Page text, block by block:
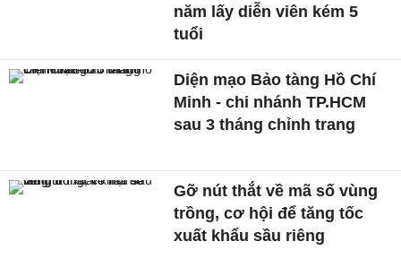
năm lấy diễn viên kém 5
tuổi
Diện mạo Bảo tàng Hồ Chí
Minh - chi nhánh TP.HCM
sau 3 tháng chỉnh trang
Gỡ nút thắt về mã số vùng
trồng, cơ hội để tăng tốc
xuất khẩu sầu riêng